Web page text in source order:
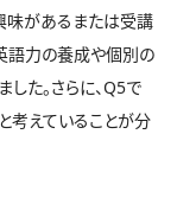
味があるまたは受講
語力の養成や個別の
た。さらに、Q5で
考えていることが分